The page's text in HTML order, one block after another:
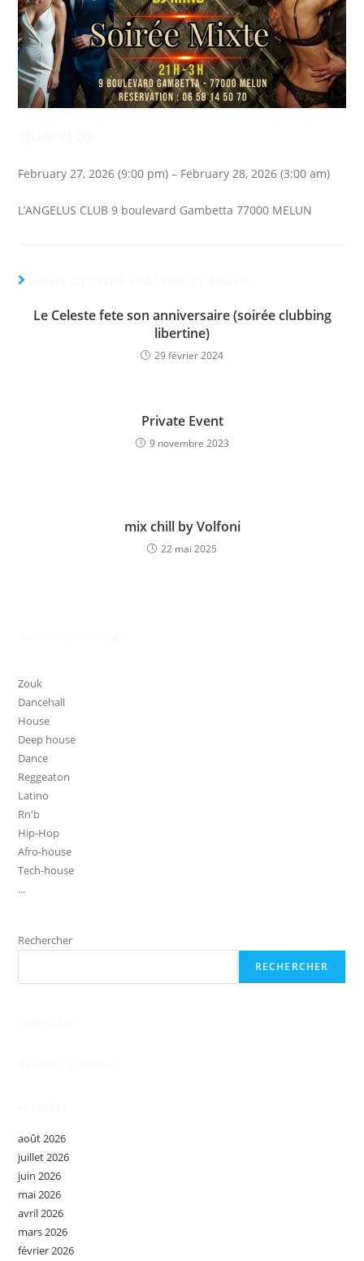
February 27, 2026 (9:00 pm) – February 28, 2026 (3:00 am)
L’ANGELUS CLUB 9 boulevard Gambetta 77000 MELUN
Le Celeste fete son anniversaire (soirée clubbing
libertine)
29 février 2024
Private Event
9 novembre 2023
mix chill by Volfoni
22 mai 2025
Zouk
Dancehall
House
Deep house
Dance
Reggeaton
Latino
Rn'b
Hip-Hop
Afro-house
Tech-house
...
Rechercher
RECHERCHER
août 2026
juillet 2026
juin 2026
mai 2026
avril 2026
mars 2026
février 2026